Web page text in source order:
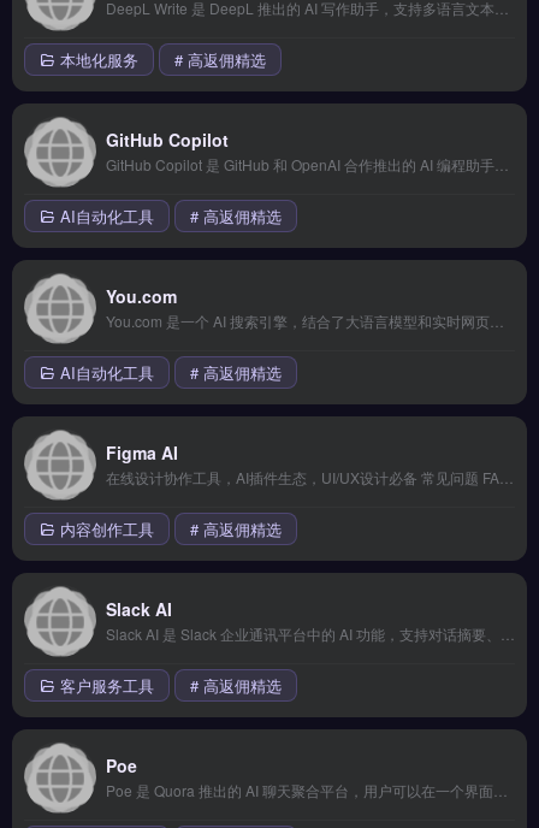
本地化服务 # 高返佣精选
GitHub Copilot
AI自动化工具 # 高返佣精选
You.com
AI自动化工具 # 高返佣精选
Figma AI
内容创作工具 # 高返佣精选
Slack AI
客户服务工具 # 高返佣精选
Poe